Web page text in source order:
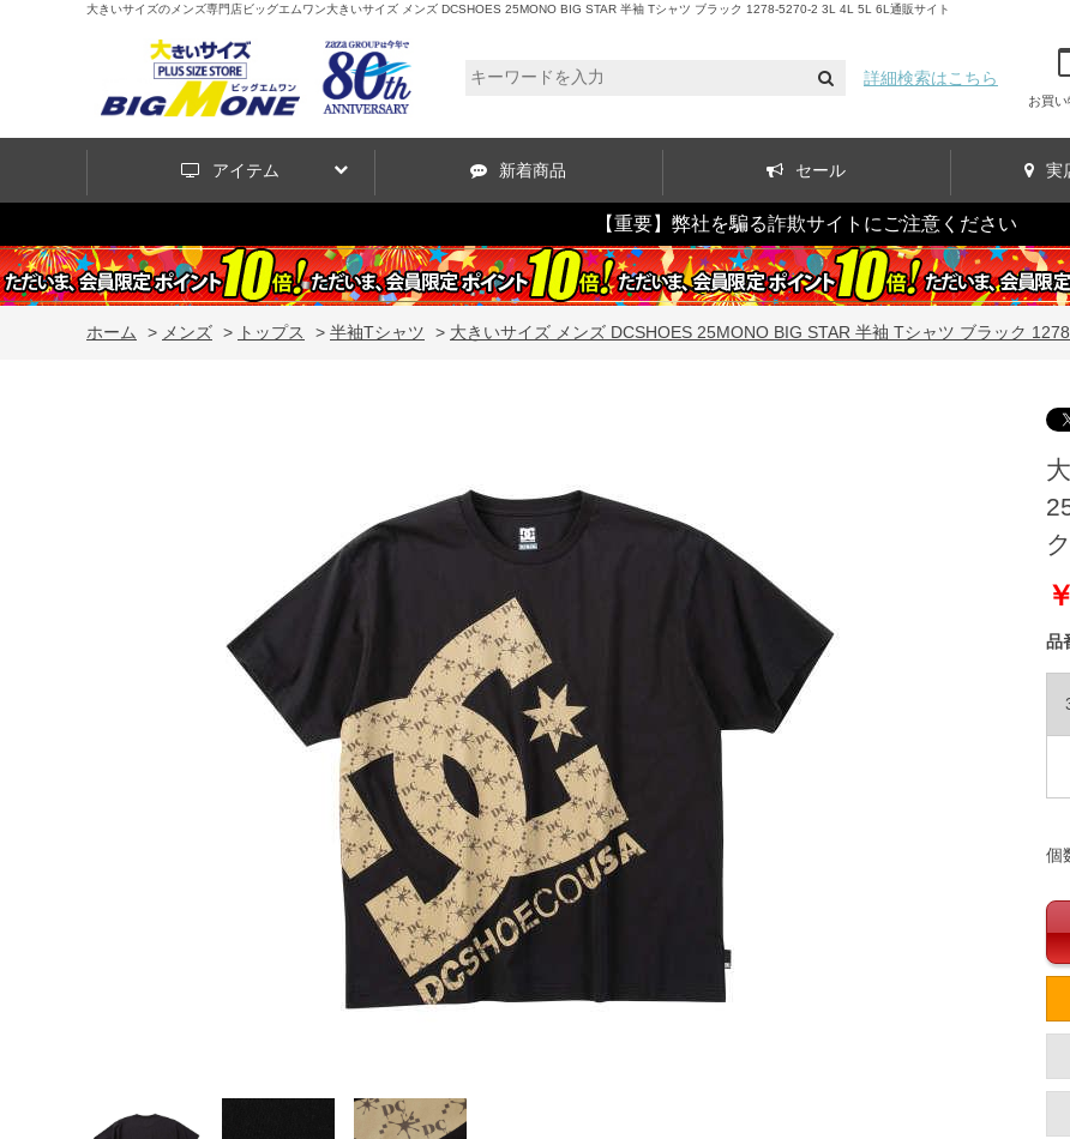
大きいサイズのメンズ専門店ビッグエムワン大きいサイズ メンズ DCSHOES 25MONO BIG STAR 半袖 Tシャツ ブラック 1278-5270-2 3L 4L 5L 6L通販サイト
詳細検索はこちら
お買
アイテム 新着商品 セール 実
【重要】弊社を騙る詐欺サイトにご注意ください
ホーム > メンズ > トップス > 半袖Tシャツ > 大きいサイズ メンズ DCSHOES 25MONO BIG STAR 半袖 Tシャツ ブラック
品
個